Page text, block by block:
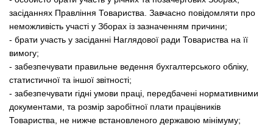
засіданнях Правління Товариства. Завчасно повідомляти про
неможливість участі у Зборах із зазначенням причини;
- брати участь у засіданні Наглядової ради Товариства на її
вимогу;
- забезпечувати правильне ведення бухгалтерського обліку,
статистичної та іншої звітності;
- забезпечувати гідні умови праці, передбачені нормативними
документами, та розмір заробітної плати працівників
Товариства, не нижче встановленого державою мінімуму;